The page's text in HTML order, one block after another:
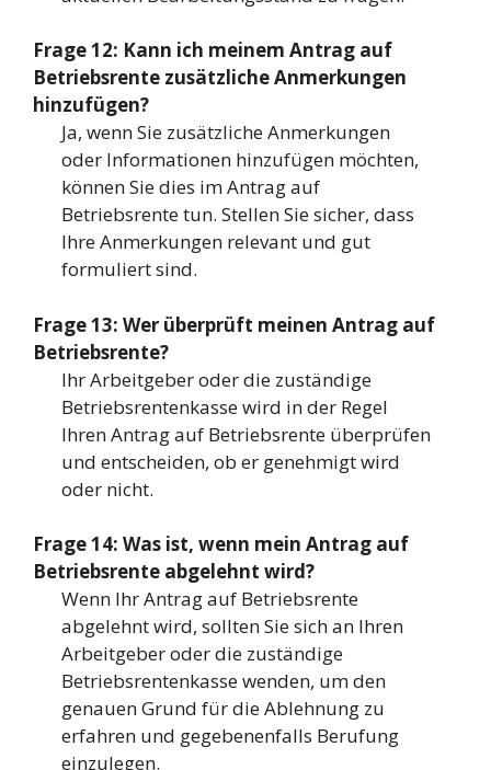
Frage 12: Kann ich meinem Antrag auf
Betriebsrente zusätzliche Anmerkungen
hinzufügen?
Ja, wenn Sie zusätzliche Anmerkungen
oder Informationen hinzufügen möchten,
können Sie dies im Antrag auf
Betriebsrente tun. Stellen Sie sicher, dass
Ihre Anmerkungen relevant und gut
formuliert sind.
Frage 13: Wer überprüft meinen Antrag auf
Betriebsrente?
Ihr Arbeitgeber oder die zuständige
Betriebsrentenkasse wird in der Regel
Ihren Antrag auf Betriebsrente überprüfen
und entscheiden, ob er genehmigt wird
oder nicht.
Frage 14: Was ist, wenn mein Antrag auf
Betriebsrente abgelehnt wird?
Wenn Ihr Antrag auf Betriebsrente
abgelehnt wird, sollten Sie sich an Ihren
Arbeitgeber oder die zuständige
Betriebsrentenkasse wenden, um den
genauen Grund für die Ablehnung zu
erfahren und gegebenenfalls Berufung
einzulegen.